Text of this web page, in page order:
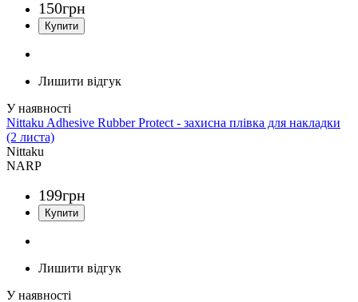
150грн
Лишити відгук
Nittaku Adhesive Rubber Protect - захисна плівка для накладки
(2 листа)
Nittaku
NARP
199грн
Лишити відгук